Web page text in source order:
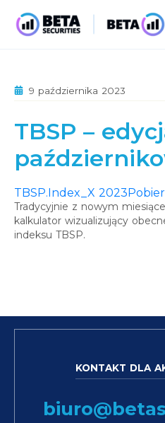
STREFA
O
9 października 2023
TBSP –
TBSP.Index_X 2023
Tradycyjnie z nowym
kalkulator wizualizujący
indeksu TBSP.
KONTAKT DLA